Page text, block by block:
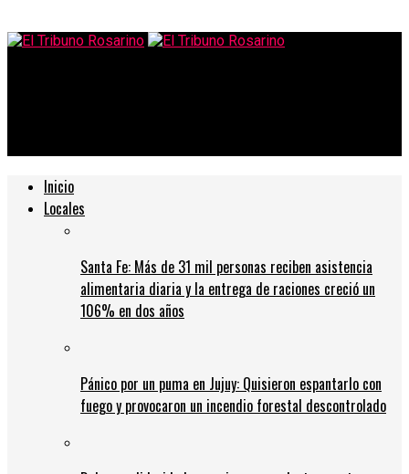
Inicio
Locales
Santa Fe: Más de 31 mil personas reciben asistencia
alimentaria diaria y la entrega de raciones creció un
106% en dos años
Pánico por un puma en Jujuy: Quisieron espantarlo con
fuego y provocaron un incendio forestal descontrolado